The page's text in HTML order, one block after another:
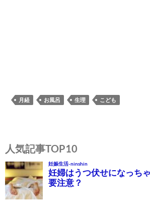
月経 お風呂 生理 こども
稿
ナ
ビ
ゲ
人気記事TOP10